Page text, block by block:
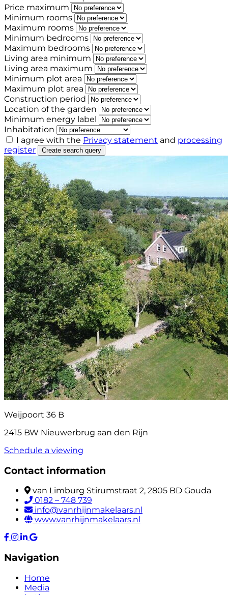
Price maximum
Minimum rooms
Maximum rooms
Minimum bedrooms
Maximum bedrooms
Living area minimum
Living area maximum
Minimum plot area
Maximum plot area
Construction period
Location of the garden
Minimum energy label
Inhabitation
I agree with the Privacy statement and processing
register
Create search query
Weijpoort 36 B
2415 BW Nieuwerbrug aan den Rijn
Schedule a viewing
Contact information
van Limburg Stirumstraat 2, 2805 BD Gouda
0182 – 748 739
info@vanrhijnmakelaars.nl
www.vanrhijnmakelaars.nl
Navigation
Home
Media